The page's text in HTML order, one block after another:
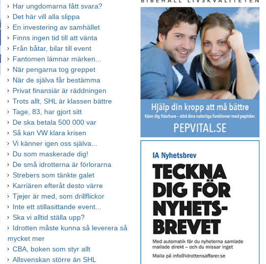
Har ungdomarna fått svara?
Det här vill alla slippa
En investering av samhället
Finns ingen tid till att vänta
Från båtar, bilar till event
Fantomen lämnar märken...
När pengarna tog greppet
När de själva får bestämma
Privat finansiär är räddningen
Trots allt, SHL är klassen bättre
Tage, 83, har gjort sitt
De ska betala 500 000 var
Så kan VW klara krisen
Vi känner igen oss själva...
Du som maskerade dig!
De små idrotterna är förlorarna
Strebers som tänkte galet
Karriären efteråt desto värre
Tjejer är med, som drillflickor
Inte ett stillasittande event...
Ska vi alltid ställa upp?
Idrotten måste kunna så leverera så
mycket mer
CBA, boken som styr allt
Allsvenskan större än SHL